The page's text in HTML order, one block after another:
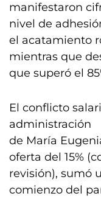
manifestaron
nivel de
el acatamiento
mientras que
que superó el
El conflicto
administración
de María
oferta del 15%
revisión), sumó
comienzo del